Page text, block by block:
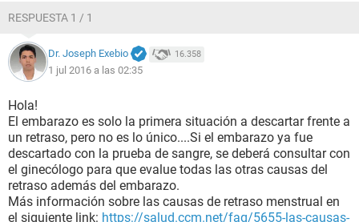
RESPUESTA 1 / 1
Dr. Joseph Exebio 16.358
1 jul 2016 a las 02:35
Hola!
El embarazo es solo la primera situación a descartar frente a
un retraso, pero no es lo único....Si el embarazo ya fue
descartado con la prueba de sangre, se deberá consultar con
el ginecólogo para que evalue todas las otras causas del
retraso además del embarazo.
Más información sobre las causas de retraso menstrual en
el siguiente link: https://salud.ccm.net/faq/5655-las-causas-